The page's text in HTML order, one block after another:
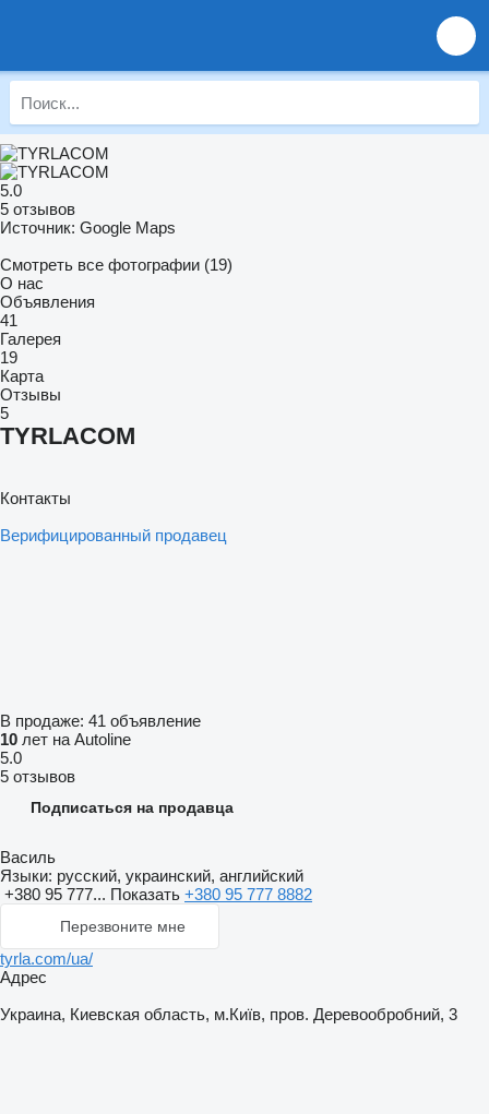
5.0
5 отзывов
Источник: Google Maps
Смотреть все фотографии (19)
О нас
Объявления
41
Галерея
19
Карта
Отзывы
5
TYRLACOM
Контакты
Верифицированный продавец
В продаже: 41 объявление
10 лет на Autoline
5.0
5 отзывов
Подписаться на продавца
Василь
Языки: русский, украинский, английский
+380 95 777... Показать +380 95 777 8882
Перезвоните мне
tyrla.com/ua/
Адрес
Украина, Киевская область, м.Київ, пров. Деревообробний, 3